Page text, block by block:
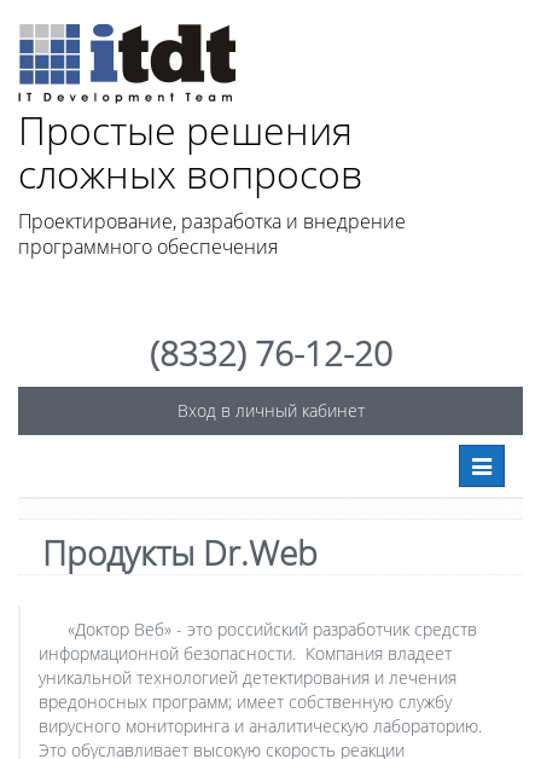
Простые решения
сложных вопросов
Проектирование, разработка и внедрение
программного обеспечения
(8332) 76-12-20
Вход в личный кабинет
Toggle
Продукты Dr.Web
«Доктор Веб» - это российский разработчик средств
информационной безопасности. Компания владеет
уникальной технологией детектирования и лечения
вредоносных программ; имеет собственную службу
вирусного мониторинга и аналитическую лабораторию.
Это обуславливает высокую скорость реакции